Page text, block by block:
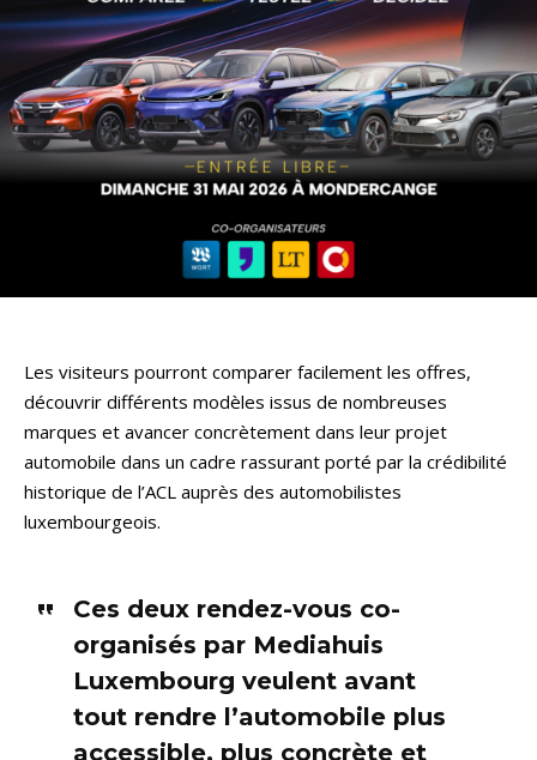
Les visiteurs pourront comparer facilement les offres,
découvrir différents modèles issus de nombreuses
marques et avancer concrètement dans leur projet
automobile dans un cadre rassurant porté par la crédibilité
historique de l’ACL auprès des automobilistes
luxembourgeois.
Ces deux rendez-vous co-
organisés par Mediahuis
Luxembourg veulent avant
tout rendre l’automobile plus
accessible, plus concrète et